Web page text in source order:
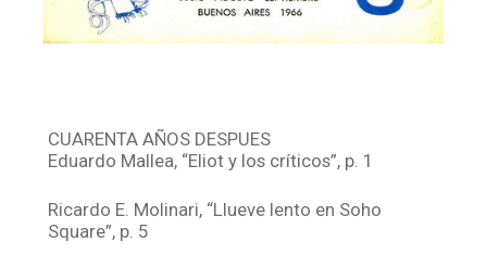
CUARENTA AÑOS DESPUES
Eduardo Mallea, “Eliot y los críticos”, p. 1
Ricardo E. Molinari, “Llueve lento en Soho
Square”, p. 5